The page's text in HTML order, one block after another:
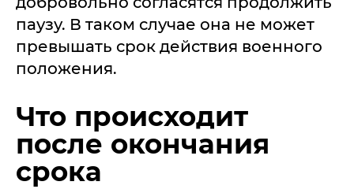
паузу. В таком случае она не может
превышать срок действия военного
положения.
Что происходит
после окончания
срока